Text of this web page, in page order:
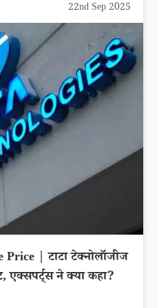
22nd Sep 2025
Price | टाटा टेक्नोलॉजीज
एक्सपर्ट्स ने क्या कहा?